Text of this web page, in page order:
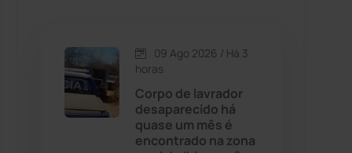
Caetité (1504)
Candiba
Cândido Sales (121)
09 Ago 2026 / Há 3
horas
Corpo de lavrador
desaparecido há
quase um mês é
encontrado na zona